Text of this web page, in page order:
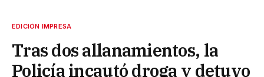
EDICIÓN IMPRESA
Tras dos allanamientos, la
Policía incautó droga y detuvo